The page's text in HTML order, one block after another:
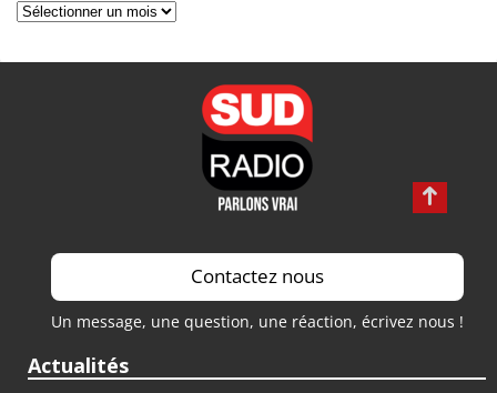
Archives
Contactez nous
Un message, une question, une réaction, écrivez nous !
Actualités